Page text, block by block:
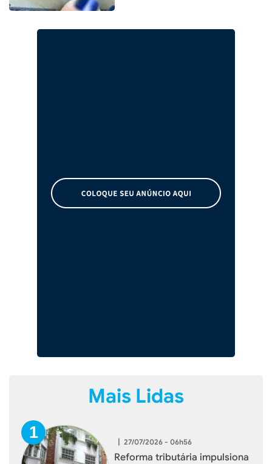
Mais Lidas
| 27/07/2026 - 06h56
Reforma tributária impulsiona